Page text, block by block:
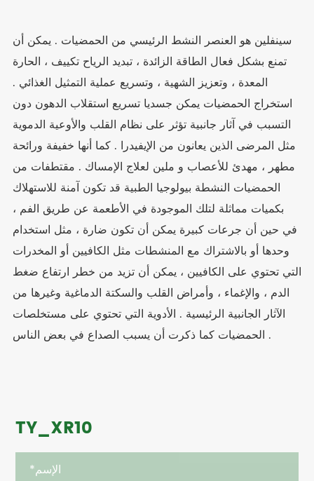
سينفلين هو العنصر النشط الرئيسي من الحمضيات . يمكن أن
تمنع بشكل فعال الطاقة الزائدة ، تبديد الرياح تكييف ، الحارة
المعدة ، وتعزيز الشهية ، وتسريع عملية التمثيل الغذائي .
استخراج الحمضيات يمكن جسديا تسريع استقلاب الدهون دون
التسبب في آثار جانبية تؤثر على نظام القلب والأوعية الدموية
مثل المرضى الذين يعانون من الإيفيدرا . كما أنها خفيفة ورائحة
مطهر ، مهدئ للأعصاب و ملين لعلاج الإمساك . مقتطفات من
الحمضيات النشطة بيولوجيا الطبية قد تكون آمنة للاستهلاك
بكميات مماثلة لتلك الموجودة في الأطعمة عن طريق الفم ،
في حين أن جرعات كبيرة يمكن أن تكون ضارة ، مثل استخدام
وحدها أو بالاشتراك مع المنشطات مثل الكافيين أو المخدرات
التي تحتوي على الكافيين ، يمكن أن تزيد من خطر ارتفاع ضغط
الدم ، والإغماء ، وأمراض القلب والسكتة الدماغية وغيرها من
الآثار الجانبية الرئيسية . الأدوية التي تحتوي على مستخلصات
الحمضيات كما ذكرت أن يسبب الصداع في بعض الناس .
TY_XR10